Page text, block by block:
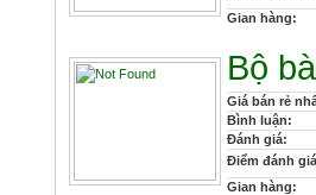
Gian hàng:
Bộ
Giá bán rẻ
Bình luận:
Đánh giá:
Điểm đánh
Gian hàng: